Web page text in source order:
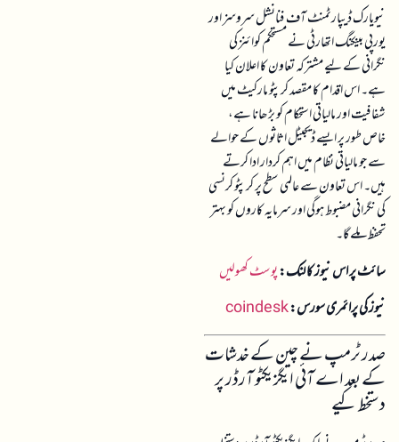
نیویارک ڈیپارٹمنٹ آف فنانشل سروسز اور
یورپی بینکنگ اتھارٹی نے مستحکم کوائنز کی
نگرانی کے لیے مشترکہ تعاون کا اعلان کیا
ہے۔ اس اقدام کا مقصد کرپٹو مارکیٹ میں
شفافیت اور مالیاتی استحکام کو بڑھانا ہے،
خاص طور پر ایسے ڈیجیٹل اثاثوں کے حوالے
سے جو مالیاتی نظام میں اہم کردار ادا کرتے
ہیں۔ اس تعاون سے عالمی سطح پر کرپٹو کرنسی
کی نگرانی مضبوط ہوگی اور سرمایہ کاروں کو بہتر
تحفظ ملے گا۔
سائٹ پر اس نیوز کا لنک:پوسٹ کھولیں
نیوز کی پرائمری سورس:coindesk
صدر ٹرمپ نے چین کے خدشات
کے بعد اے آئی ایگزیکٹو آرڈر پر
دستخط کیے